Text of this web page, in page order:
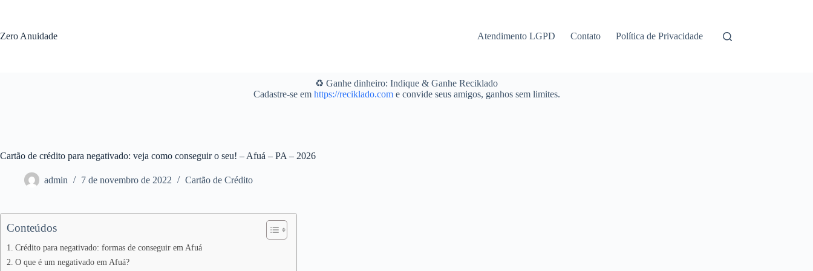
conteúdo
Zero Anuidade Atendimento LGPD Contato Política de Privacidade
♻️ Ganhe dinheiro: Indique & Ganhe Reciklado
Cadastre-se em https://reciklado.come convide seus amigos, ganhos sem limites.
Cartão de crédito para negativado: veja como conseguir o seu! – Afuá – PA – 2026
admin 7 de novembro de 2022 Cartão de Crédito
Conteúdos
Crédito para negativado: formas de conseguir em Afuá
O que é um negativado em Afuá?